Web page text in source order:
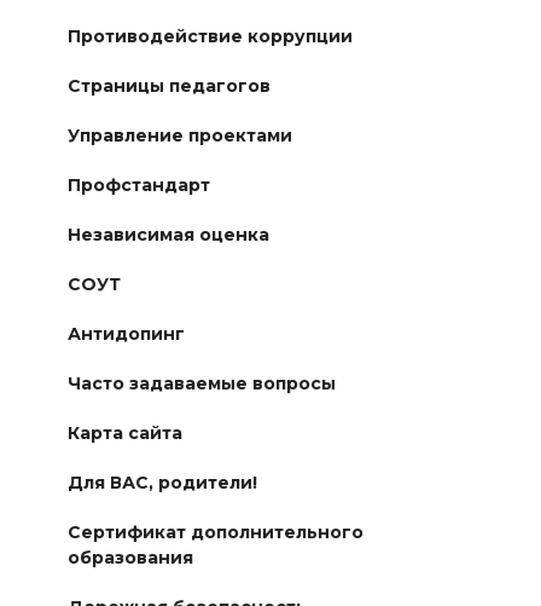
Противодействие коррупции
Страницы педагогов
Управление проектами
Профстандарт
Независимая оценка
СОУТ
Антидопинг
Часто задаваемые вопросы
Карта сайта
Для ВАС, родители!
Сертификат дополнительного
образования